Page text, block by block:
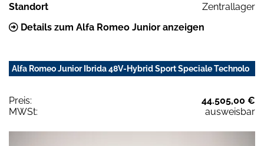
Standort
Zentrallager
Details zum Alfa Romeo Junior anzeigen
Alfa Romeo Junior Ibrida 48V-Hybrid Sport Speciale Technolo
Preis:
44.505,00 €
MWSt:
ausweisbar